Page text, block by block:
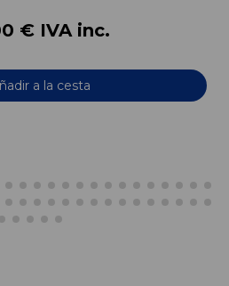
€ IVA inc.
a la cesta